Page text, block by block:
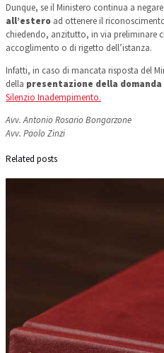
Dunque, se il Ministero continua a
all’estero ad ottenere il
chiedendo, anzitutto, in via preliminare
accoglimento o di rigetto dell’istanza.
Infatti, in caso di mancata risposta del
della presentazione della domanda
Silenzio Inadempimento.
Avv. Antonio Rosario Bongarzone
Avv. Paolo Zinzi
Related posts